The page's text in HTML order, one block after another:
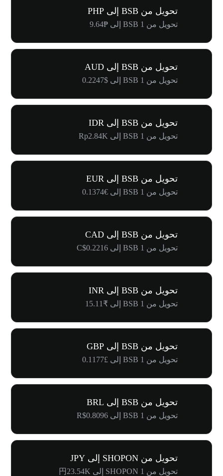
تحويل من BSB إلى PHP
تحويل من 1 BSB إلى ₱9.64
تحويل من BSB إلى AUD
تحويل من 1 BSB إلى $0.2247
تحويل من BSB إلى IDR
تحويل من 1 BSB إلى Rp2.84K
تحويل من BSB إلى EUR
تحويل من 1 BSB إلى €0.1374
تحويل من BSB إلى CAD
تحويل من 1 BSB إلى C$0.2216
تحويل من BSB إلى INR
تحويل من 1 BSB إلى ₹15.11
تحويل من BSB إلى GBP
تحويل من 1 BSB إلى £0.1177
تحويل من BSB إلى BRL
تحويل من 1 BSB إلى R$0.8096
تحويل من SHOPON إلى JPY
تحويل من 1 SHOPON إلى 円23.54K